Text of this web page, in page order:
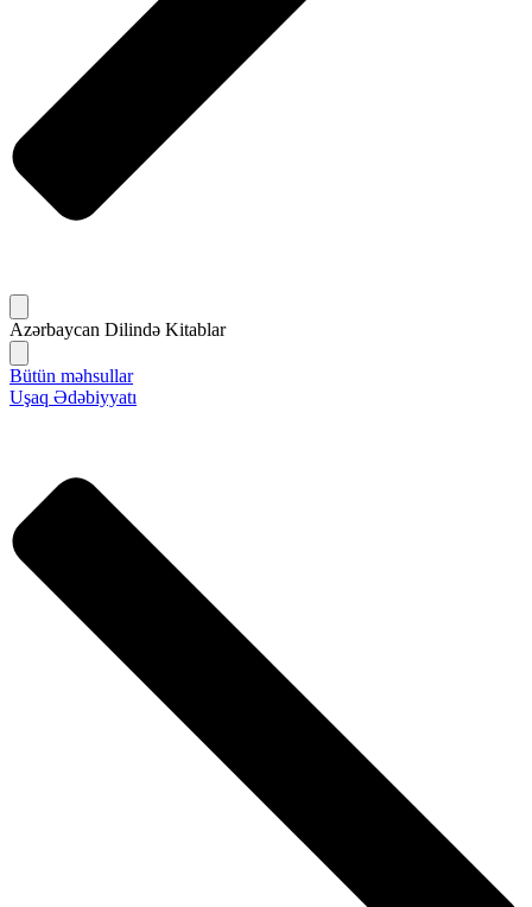
Azərbaycan Dilində Kitablar
Bütün məhsullar
Uşaq Ədəbiyyatı